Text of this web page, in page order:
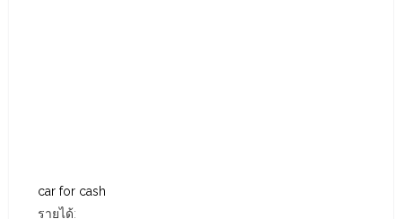
car for cash
รายได้: